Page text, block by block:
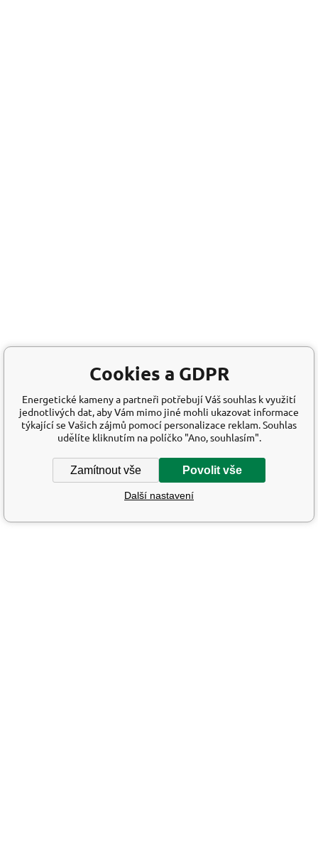
Cookies a GDPR
Energetické kameny a partneři potřebují Váš souhlas k využití
jednotlivých dat, aby Vám mimo jiné mohli ukazovat informace
týkající se Vašich zájmů pomocí personalizace reklam. Souhlas
udělíte kliknutím na políčko "Ano, souhlasím".
Zamítnout vše Povolit vše
Další nastavení